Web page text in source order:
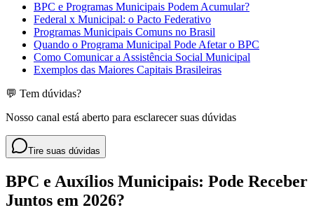
BPC e Programas Municipais Podem Acumular?
Federal x Municipal: o Pacto Federativo
Programas Municipais Comuns no Brasil
Quando o Programa Municipal Pode Afetar o BPC
Como Comunicar a Assistência Social Municipal
Exemplos das Maiores Capitais Brasileiras
💬 Tem dúvidas?
Nosso canal está aberto para esclarecer suas dúvidas
Tire suas dúvidas
BPC e Auxílios Municipais: Pode Receber
Juntos em 2026?